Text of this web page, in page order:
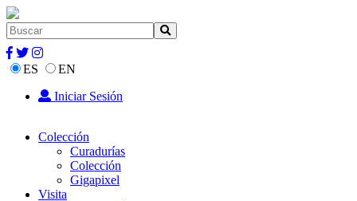
ES
EN
Iniciar Sesión
Colección
Curadurías
Colección
Gigapixel
Visita